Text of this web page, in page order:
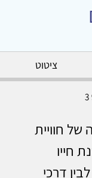
ציטוט
חוויית
חייו
דרכי